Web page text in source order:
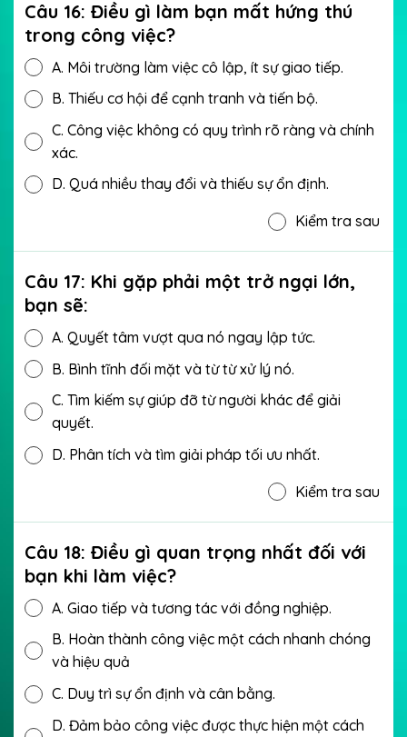
Câu 16: Điều gì làm bạn mất hứng thú
trong công việc?
A. Môi trường làm việc cô lập, ít sự giao tiếp.
B. Thiếu cơ hội để cạnh tranh và tiến bộ.
C. Công việc không có quy trình rõ ràng và chính
xác.
D. Quá nhiều thay đổi và thiếu sự ổn định.
Kiểm tra sau
Câu 17: Khi gặp phải một trở ngại lớn,
bạn sẽ:
A. Quyết tâm vượt qua nó ngay lập tức.
B. Bình tĩnh đối mặt và từ từ xử lý nó.
C. Tìm kiếm sự giúp đỡ từ người khác để giải
quyết.
D. Phân tích và tìm giải pháp tối ưu nhất.
Kiểm tra sau
Câu 18: Điều gì quan trọng nhất đối với
bạn khi làm việc?
A. Giao tiếp và tương tác với đồng nghiệp.
B. Hoàn thành công việc một cách nhanh chóng
và hiệu quả
C. Duy trì sự ổn định và cân bằng.
D. Đảm bảo công việc được thực hiện một cách